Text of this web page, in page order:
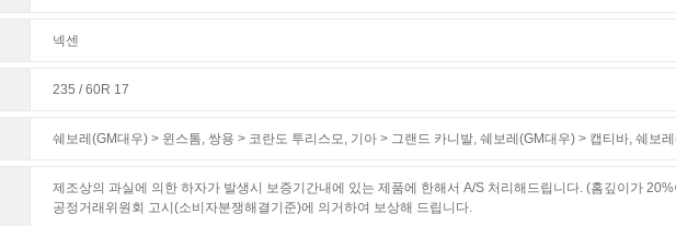
넥센
235 / 60R 17
쉐보레(GM대우) > 윈스톰, 쌍용 > 코란도 투리스모, 기아 > 그랜드 카니발, 쉐보레(GM대우) > 캡티바, 쉐보
제조상의 과실에 의한 하자가 발생시 보증기간내에 있는 제품에 한해서 A/S 처리해드립니다. (홈깊이가
공정거래위원회 고시(소비자분쟁해결기준)에 의거하여 보상해 드립니다.